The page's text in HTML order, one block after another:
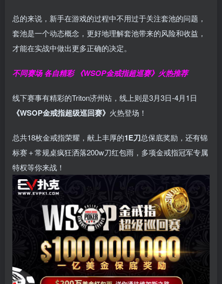
总的来说，新手在游戏的过程中不用过于关注套池的问题，
套池是一个动态概念，更好地理解套池带来的风险和收益，
才能在实战中做出更多正确的决定。
不同赛场 各自精彩 《WSOP金戒指超巡赛》火热推荐
线下赛事有精彩的Triton济州站，线上则是3月3日-4月1日
《WSOP金戒指超级巡回赛》 火热登场！
总共18枚金戒指荣耀，献上丰厚的1E刀总保底奖励，还有锦
标赛＋常规桌疯狂洒落200w刀红包雨，多项金戒指冠军专属
特权等你来战！